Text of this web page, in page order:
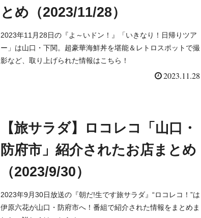
とめ（2023/11/28）
2023年11月28日の『よ～いドン！』「いきなり！日帰りツア
ー」は山口・下関。超豪華海鮮丼を堪能＆レトロスポットで撮
影など、取り上げられた情報はこちら！
2023.11.28
【旅サラダ】ロコレコ「山口・
防府市」紹介されたお店まとめ
（2023/9/30）
2023年9月30日放送の『朝だ!生です旅サラダ』“ロコレコ！”は
伊原六花が山口・防府市へ！番組で紹介された情報をまとめま